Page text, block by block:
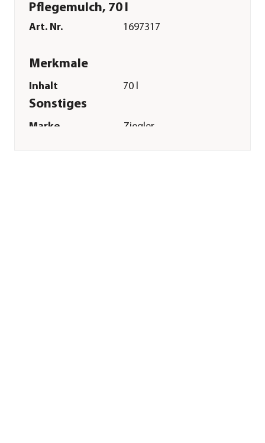
Pflegemulch, 70 l
Art. Nr. 1697317
Merkmale
Inhalt 70 l
Sonstiges
Marke Ziegler